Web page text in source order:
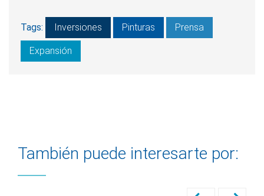
Tags: Inversiones Pinturas Prensa
Expansión
También puede interesarte por: